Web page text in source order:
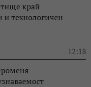
край
технологичен
12:18